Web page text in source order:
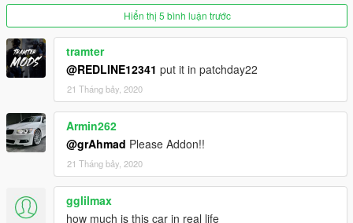
Hiển thị 5 bình luận trước
tramter
@REDLINE12341 put it in patchday22
21 Tháng bảy, 2020
Armin262
@grAhmad Please Addon!!
21 Tháng bảy, 2020
gglilmax
how much is this car in real life